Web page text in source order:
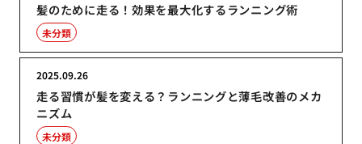
髪のために走る！効果を最大化するランニング術
未分類
走る習慣が髪を変える？ランニングと薄毛改善のメカ
ニズム
2025.09.26
未分類